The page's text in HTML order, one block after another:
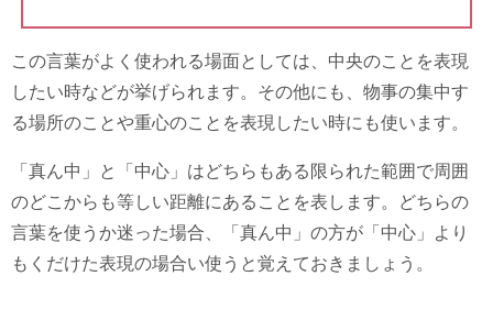
この言葉がよく使われる場面としては、中央のことを表現
したい時などが挙げられます。その他にも、物事の集中す
る場所のことや重心のことを表現したい時にも使います。
「真ん中」と「中心」はどちらもある限られた範囲で周囲
のどこからも等しい距離にあることを表します。どちらの
言葉を使うか迷った場合、「真ん中」の方が「中心」より
もくだけた表現の場合い使うと覚えておきましょう。